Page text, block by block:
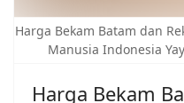
Harga Bekam Batam dan
Manusia Indonesia
Harga Bekam